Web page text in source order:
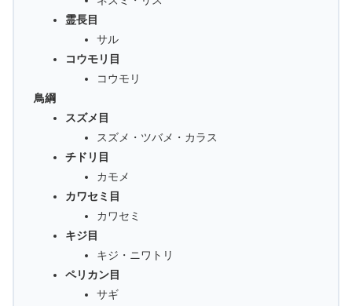
霊長目
サル
コウモリ目
コウモリ
鳥綱
スズメ目
スズメ・ツバメ・カラス
チドリ目
カモメ
カワセミ目
カワセミ
キジ目
キジ・ニワトリ
ペリカン目
サギ